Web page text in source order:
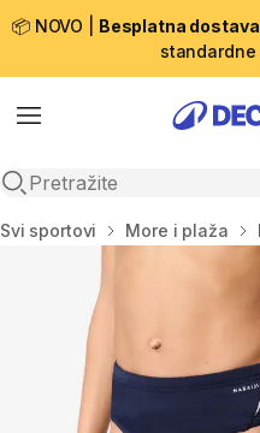
📦 NOVO | Besplatna
Menu
Open search
Početna stranica
Svi sportovi More i plaža